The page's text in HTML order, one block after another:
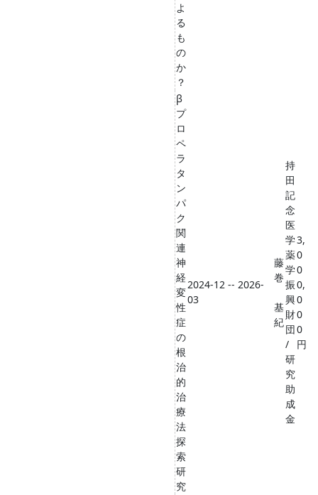
よ
る
も
の
か
？
β
プ
ロ
ペ
ラ
タ
ン
パ
ク
関
連
神
経
変
性
症
の
根
治
的
治
療
法
探
索
研
究
2024-12 -- 2026-
03
藤
巻
基
紀
持
田
記
念
医
学
薬
学
振
興
財
団
/
研
究
助
成
金
3,
0
0
0,
0
0
0
円